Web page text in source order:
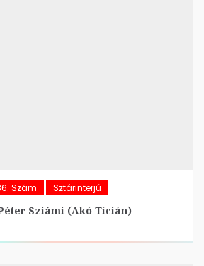
Szám Sztárinterjú
Sziámi (Akó Tícián)